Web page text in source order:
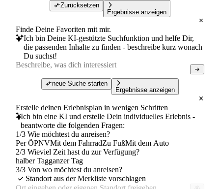
Zurücksetzen
Ergebnisse anzeigen
Finde Deine Favoriten mit mir.
Ich bin Deine KI-gestützte Suchfunktion und helfe Dir,
die passenden Inhalte zu finden - beschreibe kurz wonach
Du suchst!
neue Suche starten
Ergebnisse anzeigen
Erstelle deinen Erlebnisplan in wenigen Schritten
Ich bin eine KI und erstelle Dein individuelles Erlebnis -
beantworte die folgenden Fragen:
1/3 Wie möchtest du anreisen?
Per ÖPNVMit dem FahrradZu FußMit dem Auto
2/3 Wieviel Zeit hast du zur Verfügung?
halber Tagganzer Tag
3/3 Von wo möchtest du anreisen?
Standort aus der Merkliste vorschlagen